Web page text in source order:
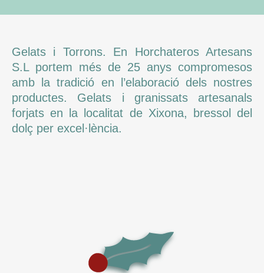
Gelats i Torrons. En Horchateros Artesans
S.L portem més de 25 anys compromesos
amb la tradició en l’elaboració dels nostres
productes. Gelats i granissats artesanals
forjats en la localitat de Xixona, bressol del
dolç per excel·lència.